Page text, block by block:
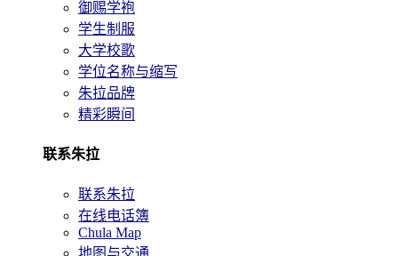
御赐学袍
学生制服
大学校歌
学位名称与缩写
朱拉品牌
精彩瞬间
联系朱拉
联系朱拉
在线电话簿
Chula Map